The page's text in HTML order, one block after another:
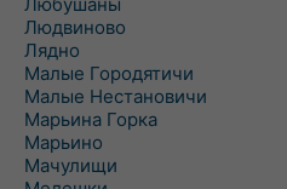
Людвиново
Лядно
Малые Городятичи
Малые Нестановичи
Марьина Горка
Марьино
Мачулищи